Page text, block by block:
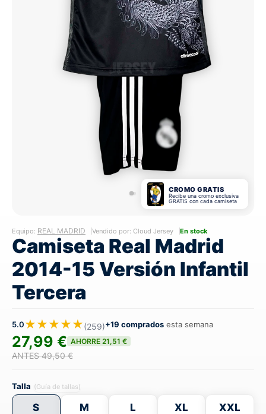
CROMO GRATIS
Recibe una cromo exclusiva
GRATIS con cada camiseta
Equipo: REAL MADRID Vendido por: Cloud Jersey En stock
Camiseta Real Madrid
2014-15 Versión Infantil
Tercera
5.0★★★★★(259)+19 comprados esta semana
27,99 € AHORRE 21,51 €
ANTES 49,50 €
Talla (Guía de tallas)
S M L XL XXL